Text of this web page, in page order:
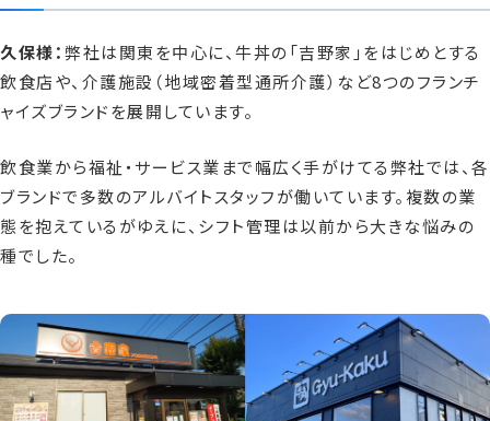
久保様：弊社は関東を中心に、牛丼の「吉野家」をはじめとする
飲食店や、介護施設（地域密着型通所介護）など8つのフランチ
ャイズブランドを展開しています。
飲食業から福祉・サービス業まで幅広く手がけてる弊社では、各
ブランドで多数のアルバイトスタッフが働いています。複数の業
態を抱えているがゆえに、シフト管理は以前から大きな悩みの
種でした。